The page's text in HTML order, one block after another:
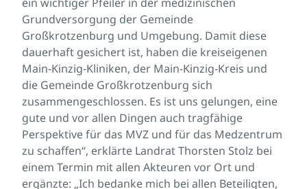
Grundversorgung der Gemeinde
Großkrotzenburg und Umgebung. Damit diese
dauerhaft gesichert ist, haben die kreiseigenen
Main-Kinzig-Kliniken, der Main-Kinzig-Kreis und
die Gemeinde Großkrotzenburg sich
zusammengeschlossen. Es ist uns gelungen, eine
gute und vor allen Dingen auch tragfähige
Perspektive für das MVZ und für das Medzentrum
zu schaffen“, erklärte Landrat Thorsten Stolz bei
einem Termin mit allen Akteuren vor Ort und
ergänzte: „Ich bedanke mich bei allen Beteiligten,